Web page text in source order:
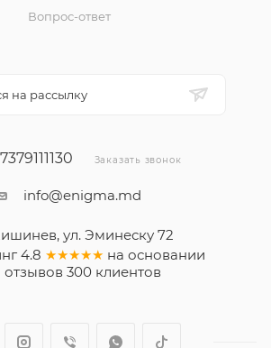
Вопрос-ответ
на рассылку
Заказать звонок
info@enigma.md
ул. Эминеску 72
4.8 ★★★★★ на основании
отзывов 300клиентов